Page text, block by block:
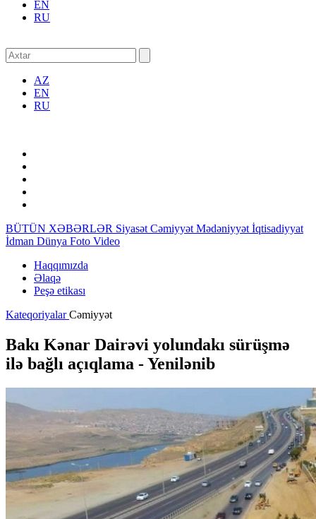
EN
RU
AZ
EN
RU
BÜTÜN XƏBƏRLƏR Siyasət Cəmiyyət Mədəniyyət İqtisadiyyat
İdman Dünya Foto Video
Haqqımızda
Əlaqə
Peşə etikası
KateqoriyalarCəmiyyət
Bakı Kənar Dairəvi yolundakı sürüşmə
ilə bağlı açıqlama -Yenilənib